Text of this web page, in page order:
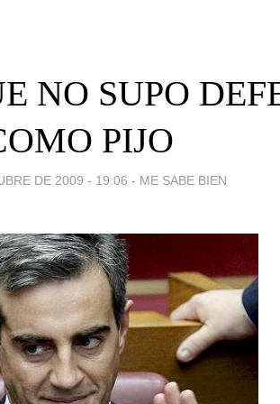
NO SUPO
PIJO
DE 2009 - 19:06 - ME SABE BIEN